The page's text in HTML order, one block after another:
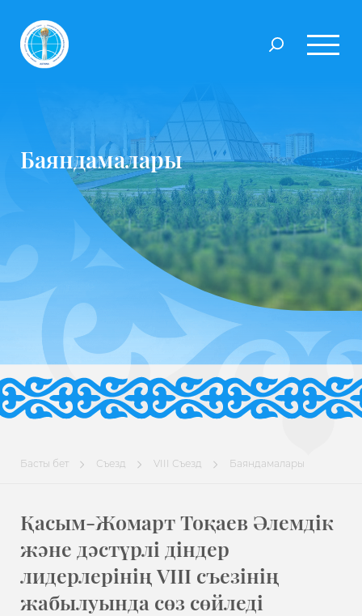
Баяндамалары
Басты бет Съезд VIII Съезд Баяндамалары
Қасым-Жомарт Тоқаев Әлемдік
және дәстүрлі діндер
лидерлерінің VIII съезінің
жабылуында сөз сөйледі